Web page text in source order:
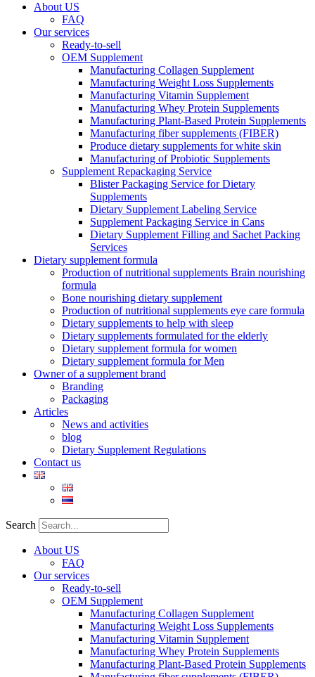
About US
FAQ
Our services
Ready-to-sell
OEM Supplement
Manufacturing Collagen Supplement
Manufacturing Weight Loss Supplements
Manufacturing Vitamin Supplement
Manufacturing Whey Protein Supplements
Manufacturing Plant-Based Protein Supplements
Manufacturing fiber supplements (FIBER)
Produce dietary supplements for white skin
Manufacturing of Probiotic Supplements
Supplement Repackaging Service
Blister Packaging Service for Dietary
Supplements​
Dietary Supplement Labeling Service
Supplement Packaging Service in Cans
Dietary Supplement Filling and Sachet Packing
Services
Dietary supplement formula
Production of nutritional supplements Brain nourishing
formula
Bone nourishing dietary supplement
Production of nutritional supplements eye care formula
Dietary supplements to help with sleep
Dietary supplements formulated for the elderly
Dietary supplement formula for women
Dietary supplement formula for Men
Owner of a supplement brand
Branding
Packaging
Articles
News and activities
blog
Dietary Supplement Regulations
Contact us
Search
About US
FAQ
Our services
Ready-to-sell
OEM Supplement
Manufacturing Collagen Supplement
Manufacturing Weight Loss Supplements
Manufacturing Vitamin Supplement
Manufacturing Whey Protein Supplements
Manufacturing Plant-Based Protein Supplements